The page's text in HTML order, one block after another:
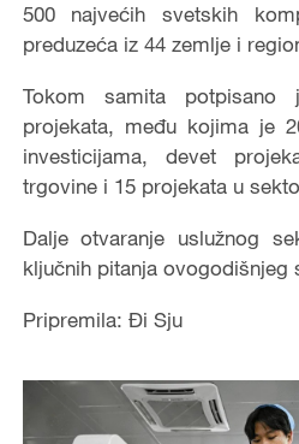
500 najvećih svetskih
preduzeća iz 44 zemlje i
Tokom samita
projekata, među kojima je
investicijama, devet
trgovine i 15 projekata u
Dalje otvaranje uslužnog
ključnih pitanja ovogodišnjeg
Pripremila: Đi Sju